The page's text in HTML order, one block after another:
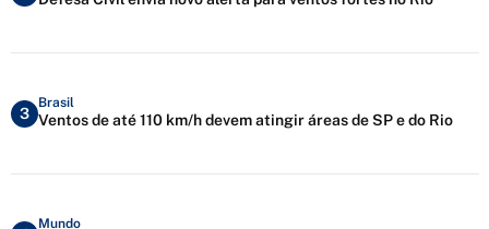
3
Brasil
Ventos de até 110 km/h devem atingir áreas de SP e do Rio
Mundo